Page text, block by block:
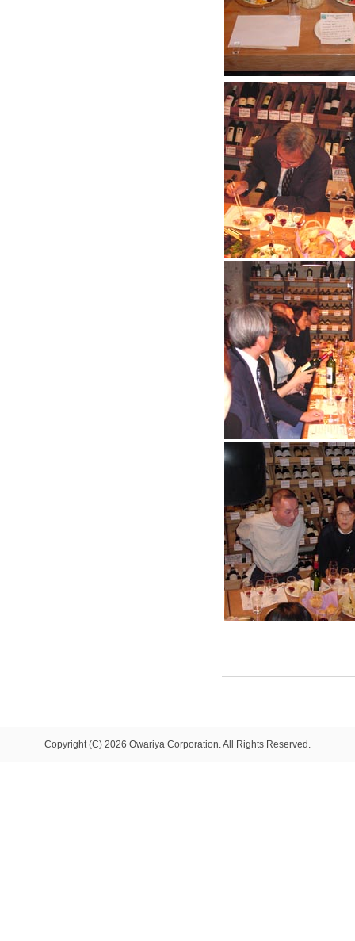
Copyright (C) 2026 Owariya Corporation. All Rights Reserved.